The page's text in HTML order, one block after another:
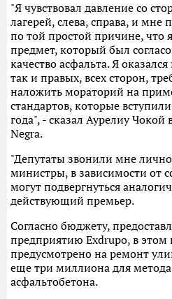
"Я чувствовал давление со
лагерей, слева, справа, и мне
по той простой причине, что
предмет, который был
качество асфальта. Я
так и правых, всех сторон,
наложить мораторий на
стандартов, которые
года", - сказал Аурелиу
Negrа.
"Депутаты звонили мне
министры, в зависимости от
могут подвергнуться
действующий премьер.
Согласно бюджету,
предприятию Exdrupo, в этом
предусмотрено на ремонт
еще три миллиона для
асфальтобетона.